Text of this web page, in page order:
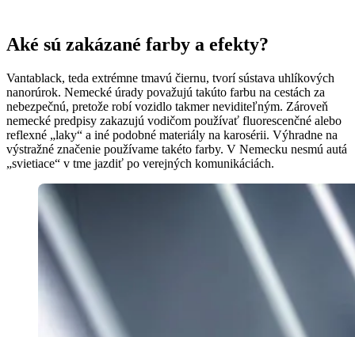
Aké sú zakázané farby a efekty?
Vantablack, teda extrémne tmavú čiernu, tvorí sústava uhlíkových
nanorúrok. Nemecké úrady považujú takúto farbu na cestách za
nebezpečnú, pretože robí vozidlo takmer neviditeľným. Zároveň
nemecké predpisy zakazujú vodičom používať fluorescenčné alebo
reflexné „laky“ a iné podobné materiály na karosérii. Výhradne na
výstražné značenie používame takéto farby. V Nemecku nesmú autá
„svietiace“ v tme jazdiť po verejných komunikáciách.